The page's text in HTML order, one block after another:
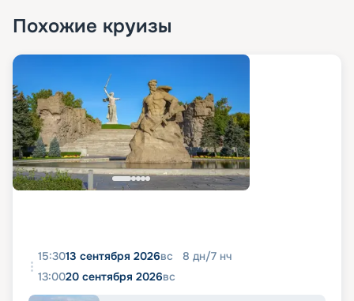
Похожие круизы
15:3013 сентября 2026вс 8 дн/7 нч
13:0020 сентября 2026вс